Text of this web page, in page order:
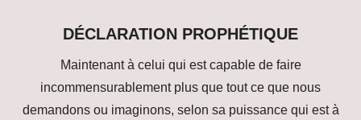
DÉCLARATION PROPHÉTIQUE
Maintenant à celui qui est capable de faire
incommensurablement plus que tout ce que nous
demandons ou imaginons, selon sa puissance qui est à